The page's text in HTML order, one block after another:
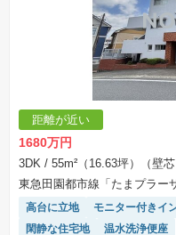
距離が近い
1680万円
3DK / 55m²（16.63坪）（壁芯
東急田園都市線「たまプラー
高台に立地 モニター付きイ
閑静な住宅地
温水洗浄便座